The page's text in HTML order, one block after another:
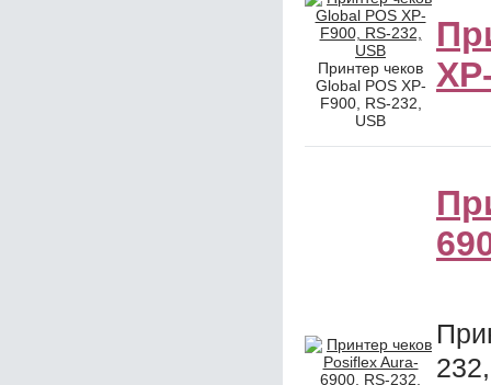
Принтер чеков
Global POS XP-
F900, RS-232,
USB